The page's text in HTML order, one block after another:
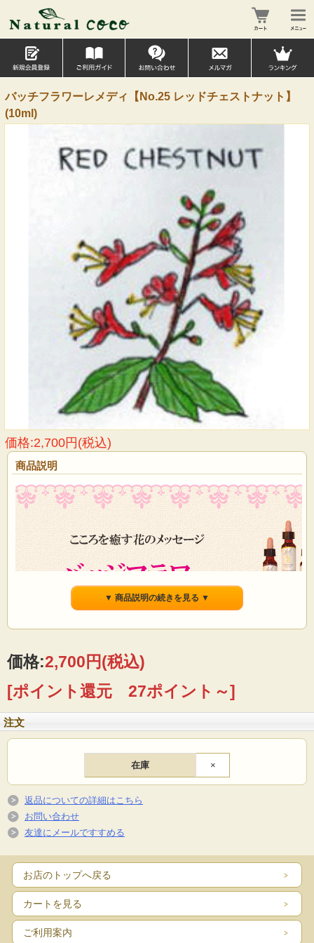
バッチフラワーレメディ【No.25 レッドチェストナット】
(10ml)
価格:2,700円(税込)
商品説明
▼ 商品説明の続きを見る ▼
価格:2,700円(税込)
[ポイント還元 27ポイント～]
注文
在庫 ×
返品についての詳細はこちら
お問い合わせ
友達にメールですすめる
お店のトップへ戻る
カートを見る
ご利用案内